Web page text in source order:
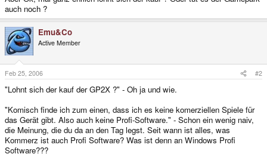
auch noch ?
Emu&Co
Active Member
Feb 25, 2006 #2
"Lohnt sich der kauf der GP2X ?" - Oh ja und wie.
"Komisch finde ich zum einen, dass ich es keine komerziellen Spiele für
das Gerät gibt. Also auch keine Profi-Software." - Schon ein wenig naiv,
die Meinung, die du da an den Tag legst. Seit wann ist alles, was
Kommerz ist auch Profi Software? Was ist denn an Windows Profi
Software???